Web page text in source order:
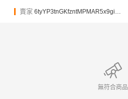
賣家 6tyYP3tnGKfzntMPMAR5x9giQxJwW
無符合商品